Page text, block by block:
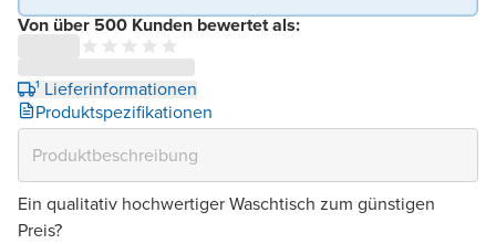
Von über 500 Kunden bewertet als:
¹ Lieferinformationen
Produktspezifikationen
Ein qualitativ hochwertiger Waschtisch zum günstigen
Preis?